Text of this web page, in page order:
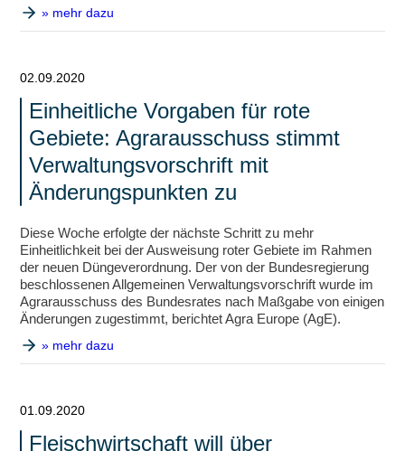
» mehr dazu
02.09.2020
Einheitliche Vorgaben für rote
Gebiete: Agrarausschuss stimmt
Verwaltungsvorschrift mit
Änderungspunkten zu
Diese Woche erfolgte der nächste Schritt zu mehr
Einheitlichkeit bei der Ausweisung roter Gebiete im Rahmen
der neuen Düngeverordnung. Der von der Bundesregierung
beschlossenen Allgemeinen Verwaltungsvorschrift wurde im
Agrarausschuss des Bundesrates nach Maßgabe von einigen
Änderungen zugestimmt, berichtet Agra Europe (AgE).
» mehr dazu
01.09.2020
Fleischwirtschaft will über